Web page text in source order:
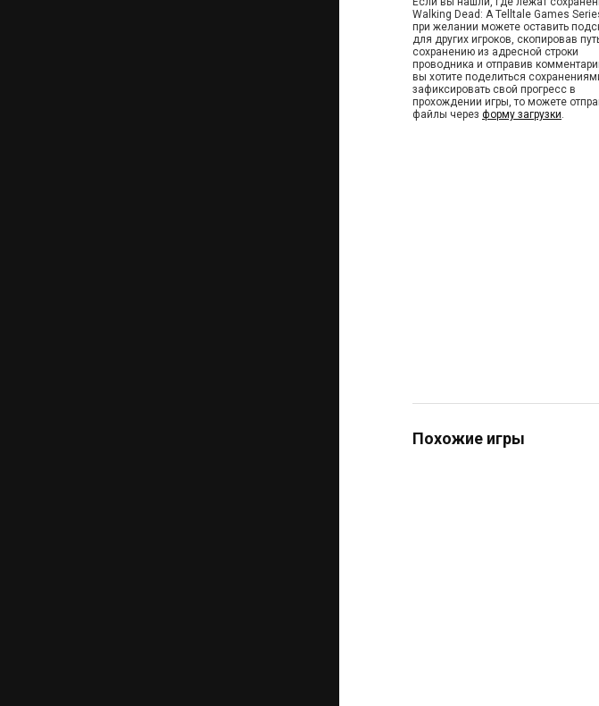
Walking Dead: A Telltale Games
при желании можете оставить
для других игроков, скопировав
сохранению из адресной строки
проводника и отправив
вы хотите поделиться
зафиксировать свой прогресс в
прохождении игры, то можете
файлы через форму загрузки.
Похожие игры